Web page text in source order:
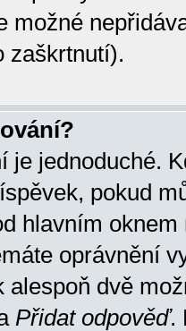
možné
zaškrtnutí).
je jednoduché.
pokud
hlavním oknem
oprávnění
alespoň dvě
Přidat odpověď.